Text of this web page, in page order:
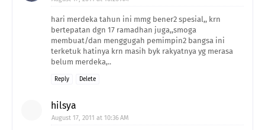
hari merdeka tahun ini mmg bener2 spesial,, krn
bertepatan dgn 17 ramadhan juga,,smoga
membuat/dan menggugah pemimpin2 bangsa ini
terketuk hatinya krn masih byk rakyatnya yg merasa
belum merdeka,..
Reply Delete
hilsya
August 17, 2011 at 10:36 AM